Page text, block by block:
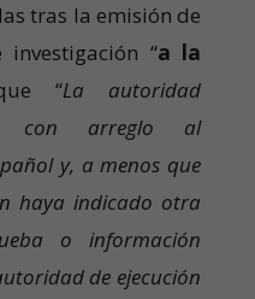
tras la emisión de
“a la
“La autoridad
con arreglo al
y, a menos que
haya indicado otra
o información
de ejecución